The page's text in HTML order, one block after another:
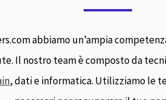
abbiamo un’ampia
Il nostro team è composto da
, dati e informatica. Utilizziamo le